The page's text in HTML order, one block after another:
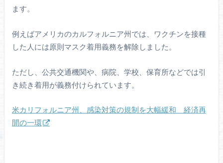
ます。
例えばアメリカのカルフォルニア州では、ワクチンを接種
した人には原則マスク着用義務を解除しました。
ただし、公共交通機関や、病院、学校、保育所などでは引
き続き着用が義務付けられています。
米カリフォルニア州、感染対策の規制を大幅緩和 経済再
開の一環